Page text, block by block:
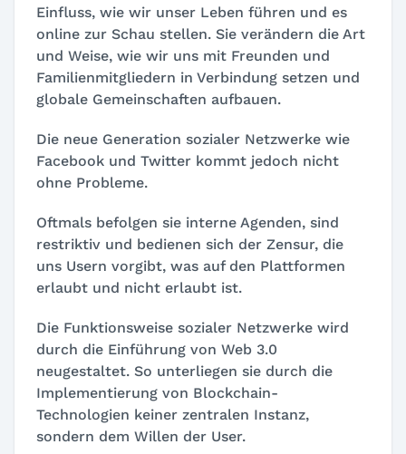
Einfluss, wie wir unser Leben führen und es
online zur Schau stellen. Sie verändern die Art
und Weise, wie wir uns mit Freunden und
Familienmitgliedern in Verbindung setzen und
globale Gemeinschaften aufbauen.
Die neue Generation sozialer Netzwerke wie
Facebook und Twitter kommt jedoch nicht
ohne Probleme.
Oftmals befolgen sie interne Agenden, sind
restriktiv und bedienen sich der Zensur, die
uns Usern vorgibt, was auf den Plattformen
erlaubt und nicht erlaubt ist.
Die Funktionsweise sozialer Netzwerke wird
durch die Einführung von Web 3.0
neugestaltet. So unterliegen sie durch die
Implementierung von Blockchain-
Technologien keiner zentralen Instanz,
sondern dem Willen der User.